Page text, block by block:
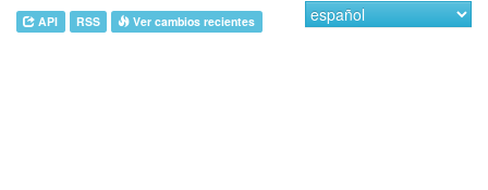
API RSS Ver cambios recientes